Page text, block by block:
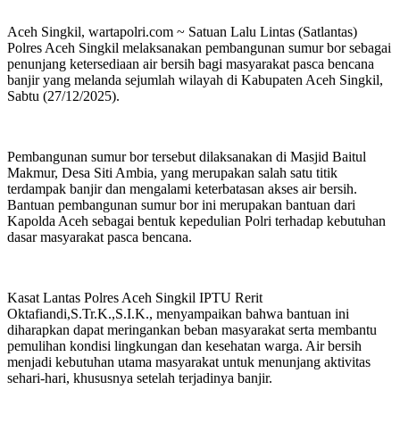
Aceh Singkil, wartapolri.com ~ Satuan Lalu Lintas (Satlantas)
Polres Aceh Singkil melaksanakan pembangunan sumur bor sebagai
penunjang ketersediaan air bersih bagi masyarakat pasca bencana
banjir yang melanda sejumlah wilayah di Kabupaten Aceh Singkil,
Sabtu (27/12/2025).
Pembangunan sumur bor tersebut dilaksanakan di Masjid Baitul
Makmur, Desa Siti Ambia, yang merupakan salah satu titik
terdampak banjir dan mengalami keterbatasan akses air bersih.
Bantuan pembangunan sumur bor ini merupakan bantuan dari
Kapolda Aceh sebagai bentuk kepedulian Polri terhadap kebutuhan
dasar masyarakat pasca bencana.
Kasat Lantas Polres Aceh Singkil IPTU Rerit
Oktafiandi,S.Tr.K.,S.I.K., menyampaikan bahwa bantuan ini
diharapkan dapat meringankan beban masyarakat serta membantu
pemulihan kondisi lingkungan dan kesehatan warga. Air bersih
menjadi kebutuhan utama masyarakat untuk menunjang aktivitas
sehari-hari, khususnya setelah terjadinya banjir.